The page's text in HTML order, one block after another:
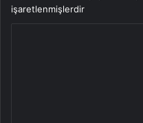
işaretlenmişlerdir